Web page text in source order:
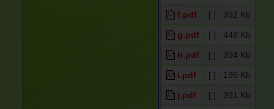
f.pdf [ ] 392 Kb
g.pdf [ ] 448 Kb
h.pdf [ ] 394 Kb
i.pdf [ ] 195 Kb
j.pdf [ ] 391 Kb